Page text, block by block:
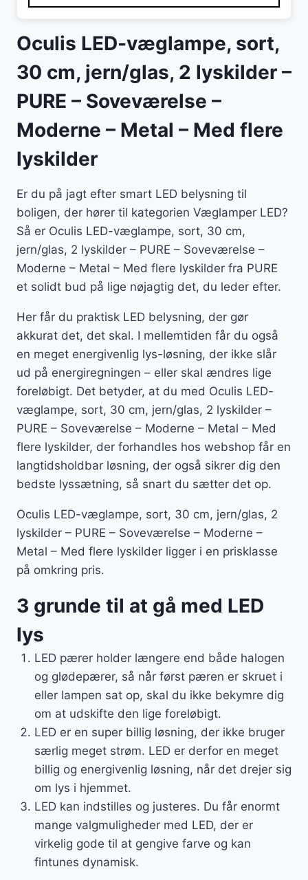
Oculis LED-væglampe, sort,
30 cm, jern/glas, 2 lyskilder –
PURE – Soveværelse –
Moderne – Metal – Med flere
lyskilder
Er du på jagt efter smart LED belysning til
boligen, der hører til kategorien Væglamper LED?
Så er Oculis LED-væglampe, sort, 30 cm,
jern/glas, 2 lyskilder – PURE – Soveværelse –
Moderne – Metal – Med flere lyskilder fra PURE
et solidt bud på lige nøjagtig det, du leder efter.
Her får du praktisk LED belysning, der gør
akkurat det, det skal. I mellemtiden får du også
en meget energivenlig lys-løsning, der ikke slår
ud på energiregningen – eller skal ændres lige
foreløbigt. Det betyder, at du med Oculis LED-
væglampe, sort, 30 cm, jern/glas, 2 lyskilder –
PURE – Soveværelse – Moderne – Metal – Med
flere lyskilder, der forhandles hos webshop får en
langtidsholdbar løsning, der også sikrer dig den
bedste lyssætning, så snart du sætter det op.
Oculis LED-væglampe, sort, 30 cm, jern/glas, 2
lyskilder – PURE – Soveværelse – Moderne –
Metal – Med flere lyskilder ligger i en prisklasse
på omkring pris.
3 grunde til at gå med LED
lys
LED pærer holder længere end både halogen
og glødepærer, så når først pæren er skruet i
eller lampen sat op, skal du ikke bekymre dig
om at udskifte den lige foreløbigt.
LED er en super billig løsning, der ikke bruger
særlig meget strøm. LED er derfor en meget
billig og energivenlig løsning, når det drejer sig
om lys i hjemmet.
LED kan indstilles og justeres. Du får enormt
mange valgmuligheder med LED, der er
virkelig gode til at gengive farve og kan
fintunes dynamisk.